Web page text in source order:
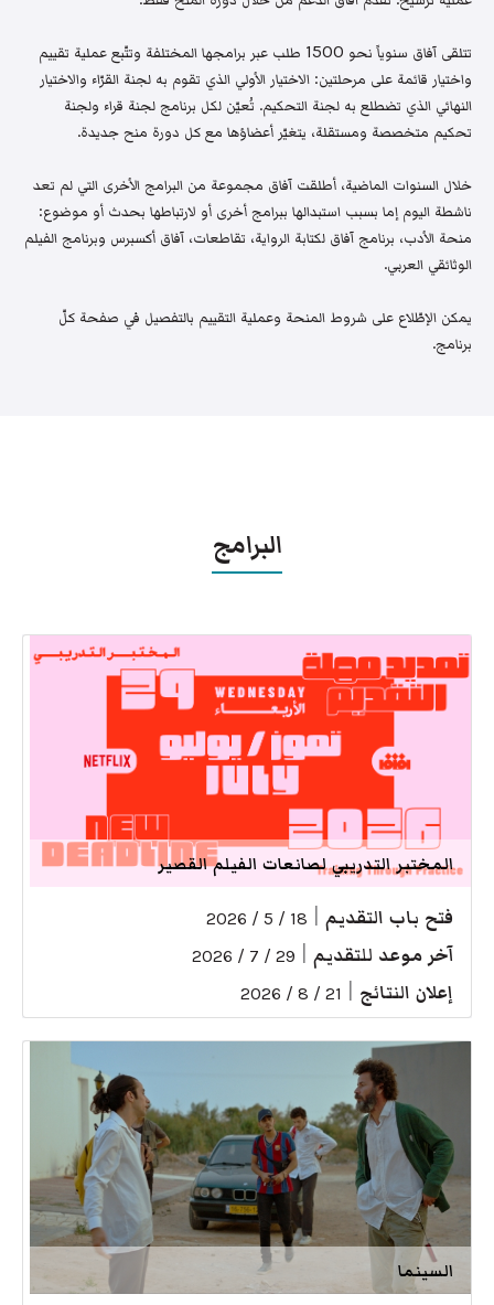
تتلقى آفاق سنوياً نحو 1500 طلب عبر برامجها المختلفة وتتّبع عملية تقييم
واختيار قائمة على مرحلتين: الاختيار الأولي الذي تقوم به لجنة القرّاء والاختيار
النهائي الذي تضطلع به لجنة التحكيم. تُعيّن لكل برنامج لجنة قراء ولجنة
تحكيم متخصصة ومستقلة، يتغيّر أعضاؤها مع كل دورة منح جديدة.
خلال السنوات الماضية، أطلقت آفاق مجموعة من البرامج الأخرى التي لم تعد
ناشطة اليوم إما بسبب استبدالها ببرامج أخرى أو لارتباطها بحدث أو موضوع:
منحة الأدب، برنامج آفاق لكتابة الرواية، تقاطعات، آفاق أكسبرس وبرنامج الفيلم
الوثائقي العربي.
يمكن الإطّلاع على شروط المنحة وعملية التقييم بالتفصيل في صفحة كلّ
برنامج.
البرامج
المختبر التدريبي لصانعات الفيلم القصير
فتح باب التقديم 18 / 5 / 2026
آخر موعد للتقديم 29 / 7 / 2026
إعلان النتائج 21 / 8 / 2026
السينما